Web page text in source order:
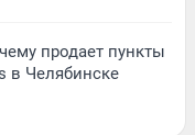
продает пункты
в Челябинске